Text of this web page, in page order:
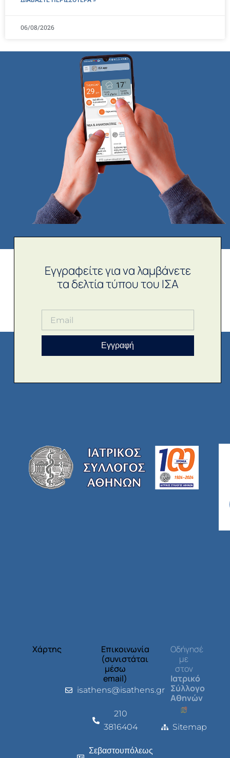
06/08/2026
Εγγραφείτε για να λαμβάνετε
τα δελτία τύπου του ΙΣΑ
Εγγραφή
Χάρτης
Επικοινωνία
(συνιστάται
μέσω
email)
isathens@isathens.gr
210
3816404
Σεβαστουπόλεως
Οδήγησέ
με
στον
Ιατρικό
Σύλλογο
Αθηνών
Sitemap